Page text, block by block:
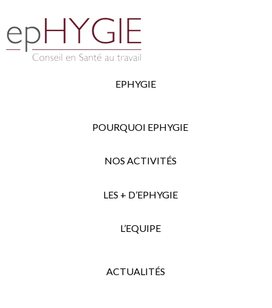
EPHYGIE
POURQUOI EPHYGIE
NOS ACTIVITÉS
LES + D’EPHYGIE
L’EQUIPE
ACTUALITÉS